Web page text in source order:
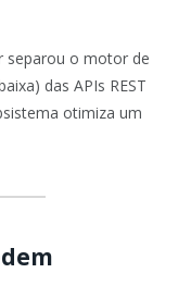
separou o motor de
das APIs REST
otimiza um